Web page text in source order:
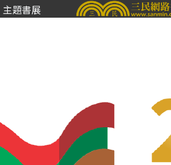
主題書展